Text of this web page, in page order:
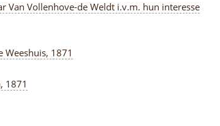
Van Vollenhove-de Weldt i.v.m. hun interesse
Weeshuis, 1871
1871